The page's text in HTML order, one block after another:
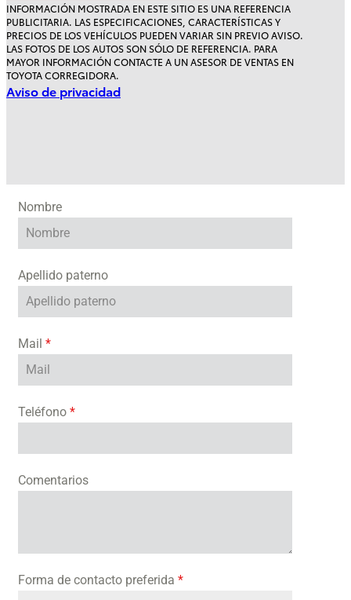
Tacoma
HEV
2026
Tundra
2026
INFORMACIÓN MOSTRADA EN ESTE SITIO ES UNA REFERENCIA
PUBLICITARIA. LAS ESPECIFICACIONES, CARACTERÍSTICAS Y
PRECIOS DE LOS VEHÍCULOS PUEDEN VARIAR SIN PREVIO AVISO.
LAS FOTOS DE LOS AUTOS SON SÓLO DE REFERENCIA. PARA
MAYOR INFORMACIÓN CONTACTE A UN ASESOR DE VENTAS EN
TOYOTA CORREGIDORA.
Aviso de privacidad
Nombre
Apellido paterno
Mail *
Teléfono *
Comentarios
Forma de contacto preferida *